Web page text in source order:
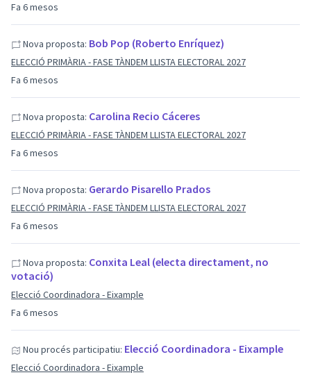
Fa 6 mesos
Fa 6 mesos
Nova proposta: Bob Pop (Roberto Enríquez)
ELECCIÓ PRIMÀRIA - FASE TÀNDEM LLISTA ELECTORAL 2027
Fa 6 mesos
Nova proposta: Carolina Recio Cáceres
ELECCIÓ PRIMÀRIA - FASE TÀNDEM LLISTA ELECTORAL 2027
Fa 6 mesos
Nova proposta: Gerardo Pisarello Prados
ELECCIÓ PRIMÀRIA - FASE TÀNDEM LLISTA ELECTORAL 2027
Fa 6 mesos
Nova proposta: Conxita Leal (electa directament, no
votació)
Elecció Coordinadora - Eixample
Nou procés participatiu: Elecció Coordinadora - Eixample
Elecció Coordinadora - Eixample